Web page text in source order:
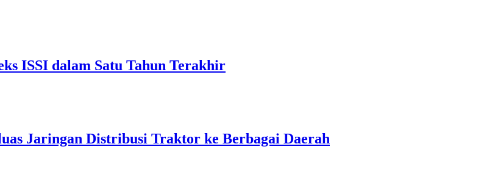
ISSI dalam Satu Tahun Terakhir
Jaringan Distribusi Traktor ke Berbagai Daerah